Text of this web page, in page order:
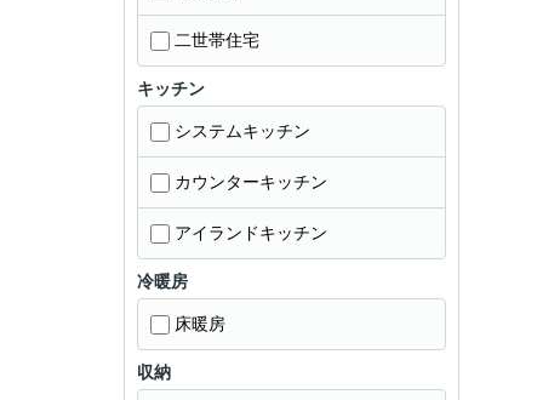
二世帯住宅
キッチン
システムキッチン
カウンターキッチン
アイランドキッチン
冷暖房
床暖房
収納